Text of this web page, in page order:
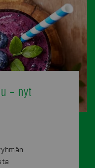
– nyt